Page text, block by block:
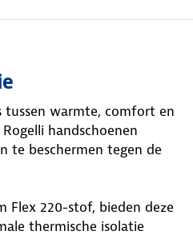
tussen warmte, comfort en
handschoenen
te beschermen tegen de
Flex 220-stof, bieden deze
thermische isolatie